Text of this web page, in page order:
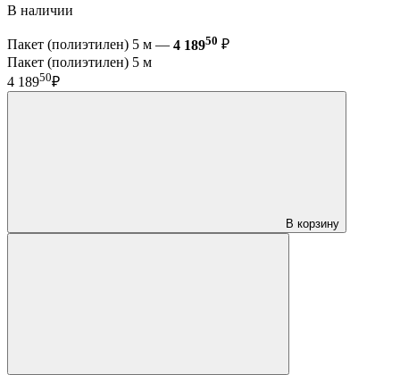
В наличии
Пакет (полиэтилен) 5 м — 4 18950 ₽
Пакет (полиэтилен) 5 м
4 18950₽
В корзину